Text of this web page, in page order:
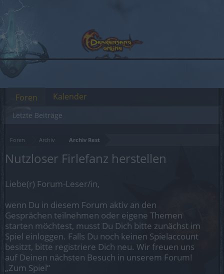
Foren Archiv Archiv Rest
Nutzloser Firlefanz herstellen
Liebe(r) Forum-Leser/in,
wenn Du in diesem Forum aktiv an den
Gesprächen teilnehmen oder eigene Themen
starten möchtest, musst Du Dich bitte zunächst im
Spiel einloggen. Falls Du noch keinen Spielaccount
besitzt, bitte registriere Dich neu. Wir freuen uns
auf Deinen nächsten Besuch in unserem Forum!
„Zum Spiel“
Foren
Letzte Beiträge
Kalender